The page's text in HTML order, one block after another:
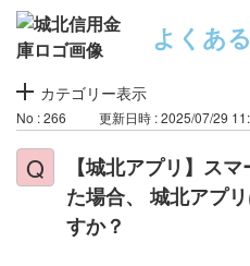
よくあ
カテゴリー表示
No : 266 更新日時 : 2025/07/29
【城北アプリ】ス
た場合、 城北アプ
すか？